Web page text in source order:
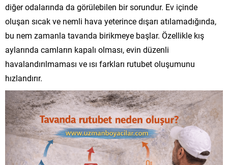
diğer odalarında da görülebilen bir sorundur. Ev içinde
oluşan sıcak ve nemli hava yeterince dışarı atılamadığında,
bu nem zamanla tavanda birikmeye başlar. Özellikle kış
aylarında camların kapalı olması, evin düzenli
havalandırılmaması ve ısı farkları rutubet oluşumunu
hızlandırır.